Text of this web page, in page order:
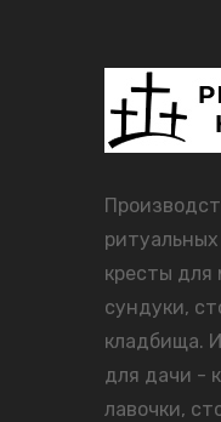
кресты для
сундуки,
кладбища.
для дачи -
лавочки,